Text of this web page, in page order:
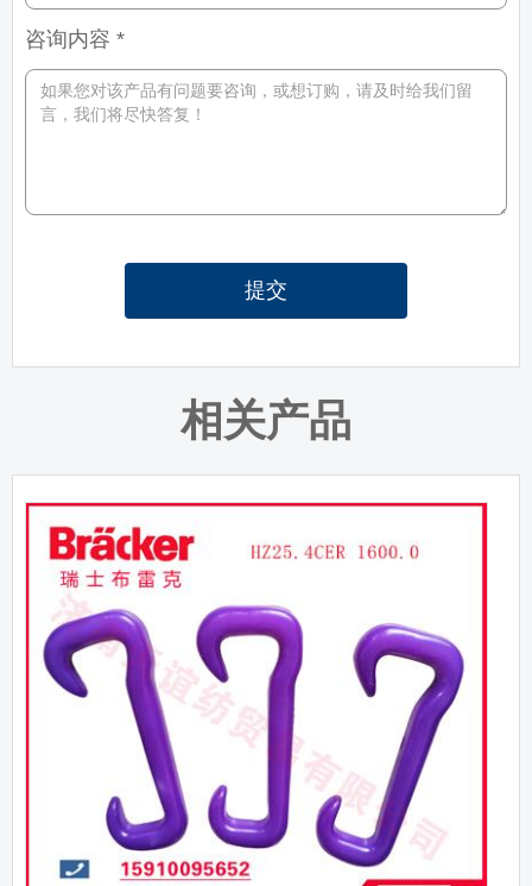
咨询内容 *
提交
相关产品